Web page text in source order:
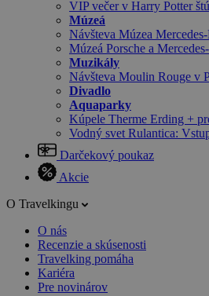
VIP večer v Harry Potter
Múzeá
Návšteva Múzea
Múzeá Porsche a
Muzikály
Návšteva Moulin Rouge v
Divadlo
Aquaparky
Kúpele Therme Erding +
Vodný svet Rulantica:
Darčekový poukaz
Akcie
O Travelkingu
O nás
Recenzie a skúsenosti
Travelking pomáha
Kariéra
Pre novinárov